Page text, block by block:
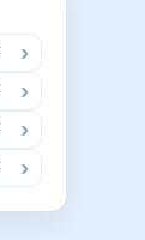
›
›
›
›